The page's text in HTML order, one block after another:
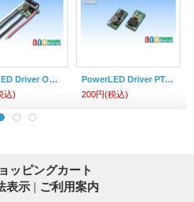
PowerLED Driver OSMR16-W1231
込)
PowerLED Driver PT-1035 350mA
200円(税込)
ッピングカート
表示 | ご利用案内